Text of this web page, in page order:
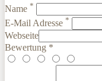
Name *
E-Mail Adresse *
Webseite
Bewertung *